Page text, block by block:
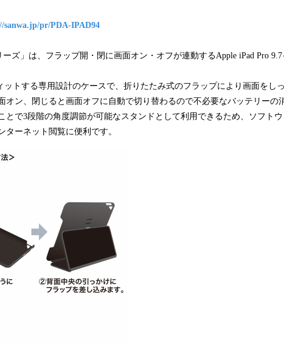
sanwa.jp/pr/PDA-IPAD94
ーズ」は、フラップ開・閉に画面オン・オフが連動するApple iPad Pro
ットする専用設計のケースで、折りたたみ式のフラップにより画面をし
オン、閉じると画面オフに自動で切り替わるので不必要なバッテリーの
とで3段階の角度調節が可能なスタンドとして利用できるため、ソフト
ターネット閲覧に便利です。